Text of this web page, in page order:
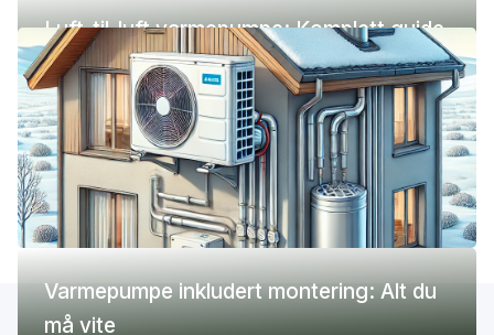
Luft-til-luft varmepumpe: Komplett guide
(pris, fordeler og ulemper)
Varmepumpe inkludert montering: Alt du
må vite